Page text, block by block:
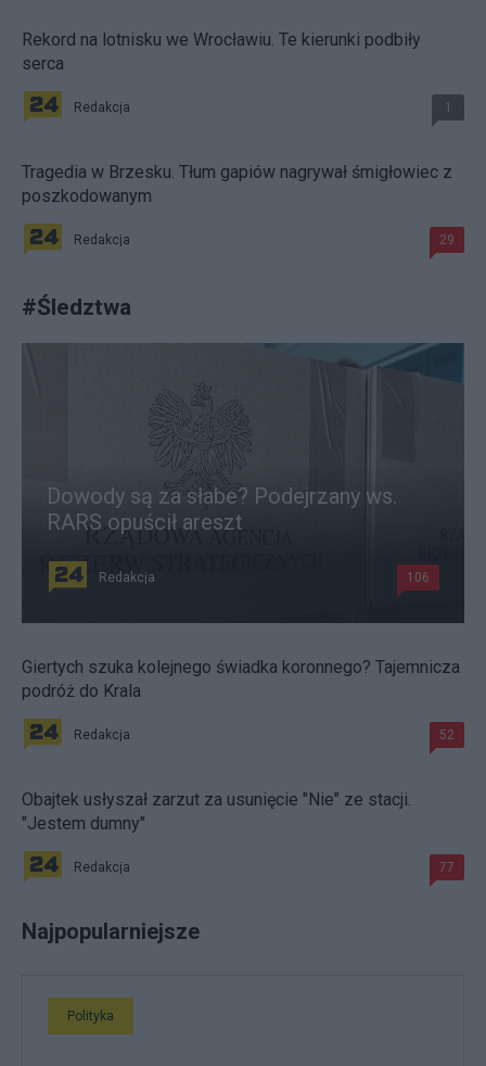
Rekord na lotnisku we Wrocławiu. Te kierunki podbiły
serca
Redakcja 1
Tragedia w Brzesku. Tłum gapiów nagrywał śmigłowiec z
poszkodowanym
Redakcja 29
#Śledztwa
Dowody są za słabe? Podejrzany ws.
RARS opuścił areszt
Redakcja 106
Giertych szuka kolejnego świadka koronnego? Tajemnicza
podróż do Krala
Redakcja 52
Obajtek usłyszał zarzut za usunięcie "Nie" ze stacji.
"Jestem dumny"
Redakcja 77
Najpopularniejsze
Polityka